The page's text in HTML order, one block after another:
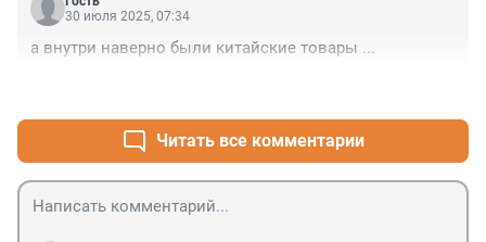
30 июля 2025, 07:34
а внутри наверно были китайские товары ...
Читать все комментарии